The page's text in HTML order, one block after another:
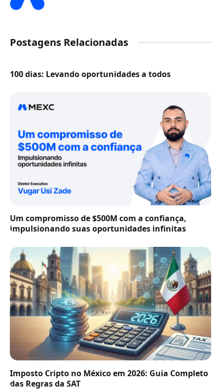
Postagens Relacionadas
100 dias: Levando oportunidades a todos
Um compromisso de $500M com a confiança,
impulsionando suas oportunidades infinitas
Imposto Cripto no México em 2026: Guia Completo
das Regras da SAT